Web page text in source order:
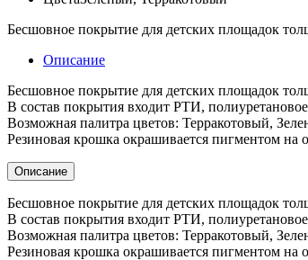
Бесшовное покрытие для детских площадок
Описание
Бесшовное покрытие для детских площадок
В состав покрытия входит РТИ,
Возможная палитра цветов: Терракотовый,
Резиновая крошка окрашивается пигментом на
Описание
Бесшовное покрытие для детских площадок
В состав покрытия входит РТИ,
Возможная палитра цветов: Терракотовый,
Резиновая крошка окрашивается пигментом на